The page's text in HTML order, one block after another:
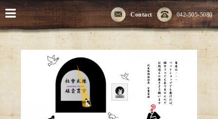
042-505-5080
Contact